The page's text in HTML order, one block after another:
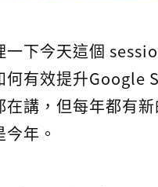
一下今天這個
何有效提升Google
在講，但每年都有
年。